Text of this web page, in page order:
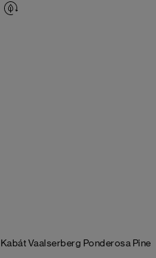
Kabát Vaalserberg Ponderosa Pine